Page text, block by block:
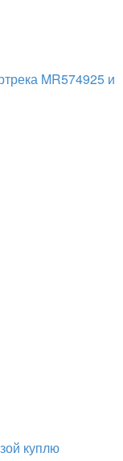
MR574925 и
куплю